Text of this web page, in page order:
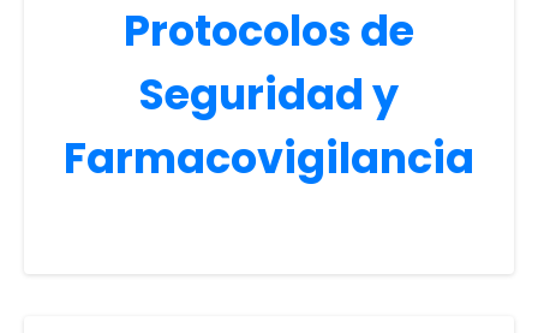
Protocolos de
Seguridad y
Farmacovigilancia